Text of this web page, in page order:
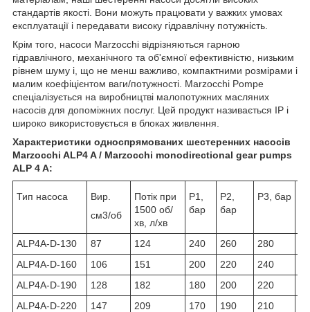
стандартів якості. Вони можуть працювати у важких умовах
експлуатації і передавати високу гідравлічну потужність.
Крім того, насоси Marzocchi відрізняються гарною
гідравлічного, механічного та об'ємної ефективністю, низьким
рівнем шуму і, що не менш важливо, компактними розмірами і
малим коефіцієнтом ваги/потужності. Marzocchi Pompe
спеціалізується на виробництві малопотужних масляних
насосів для допоміжних послуг. Цей продукт називається IP і
широко використовується в блоках живлення.
Характеристики односпрямованих шестеренних насосів
Marzocchi ALP4 A / Marzocchi monodirectional gear pumps
ALP 4 A:
Тип насоса
Вир.
см3/об
Потік при
1500 об/
хв, л/хв
Р1,
бар
Р2,
бар
Р3, бар
ALP4A-D-130
87 124 240 260 280
ALP4A-D-160
106 151 200 220 240
ALP4A-D-190
128 182 180 200 220
ALP4A-D-220
147 209 170 190 210